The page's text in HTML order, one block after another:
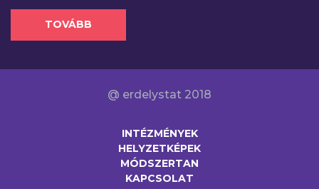
TOVÁBB
@ erdelystat 2018
INTÉZMÉNYEK
HELYZETKÉPEK
MÓDSZERTAN
KAPCSOLAT